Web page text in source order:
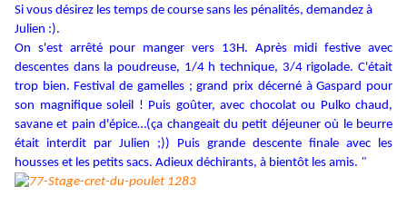
Si vous désirez les temps de course sans les pénalités, demandez à
Julien :).
On s'est arrêté pour manger vers 13H. Après midi festive avec
descentes dans la poudreuse, 1/4 h technique, 3/4 rigolade. C'était
trop bien. Festival de gamelles ; grand prix décerné à Gaspard pour
son magnifique soleil ! Puis goûter, avec chocolat ou Pulko chaud,
savane et pain d'épice…(ça changeait du petit déjeuner où le beurre
était interdit par Julien ;)) Puis grande descente finale avec les
housses et les petits sacs. Adieux déchirants, à bientôt les amis. "